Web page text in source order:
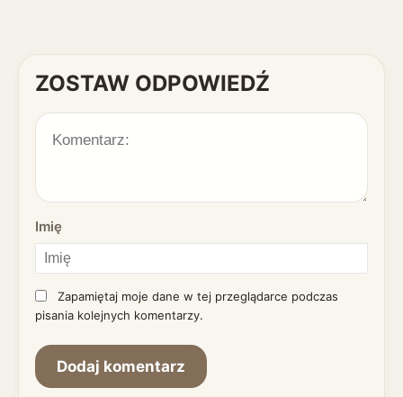
ZOSTAW ODPOWIEDŹ
Imię
Zapamiętaj moje dane w tej przeglądarce podczas
pisania kolejnych komentarzy.